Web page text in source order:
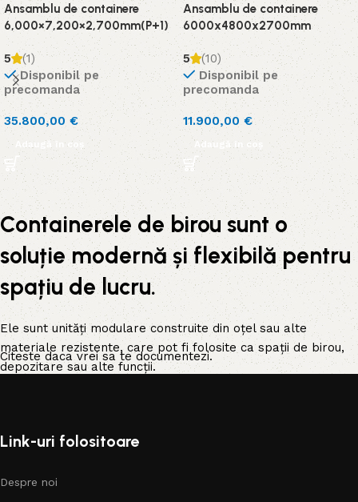
Ansamblu de containere
6,000×7,200×2,700mm(P+1)
5
(1)
Disponibil pe
precomanda
35.800,00 €
Adaugă în coș
Ansamblu de containere
6000x4800x2700mm
5
(10)
Disponibil pe
precomanda
11.900,00 €
Adaugă în coș
Containerele de birou sunt o
soluție modernă și flexibilă pentru
spațiu de lucru.
Ele sunt unități modulare construite din oțel sau alte
materiale rezistente, care pot fi folosite ca spații de birou,
depozitare sau alte funcții.
convenționale.Containerele
spațiului de lucru. Ele oferă siguranță, durabilitate și
Citeste daca vrei sa te documentezi.
Link-uri folositoare
Despre noi